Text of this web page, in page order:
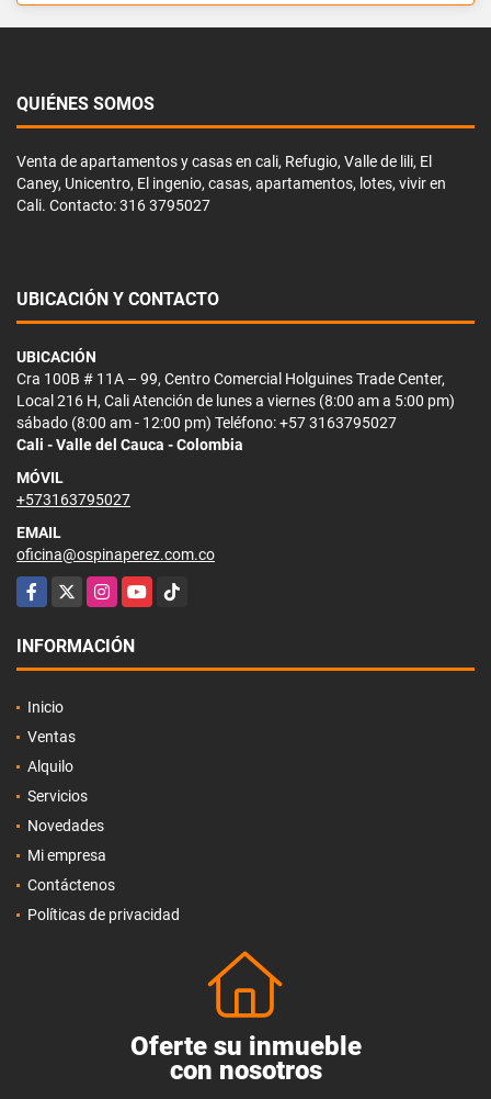
QUIÉNES SOMOS
Venta de apartamentos y casas en cali, Refugio, Valle de lili, El
Caney, Unicentro, El ingenio, casas, apartamentos, lotes, vivir en
Cali. Contacto: 316 3795027
UBICACIÓN Y CONTACTO
UBICACIÓN
Cra 100B # 11A – 99, Centro Comercial Holguines Trade Center,
Local 216 H, Cali Atención de lunes a viernes (8:00 am a 5:00 pm)
sábado (8:00 am - 12:00 pm) Teléfono: +57 3163795027
Cali - Valle del Cauca - Colombia
MÓVIL
+573163795027
EMAIL
oficina@ospinaperez.com.co
Facebook
X InstagramYouTubeTikTok
INFORMACIÓN
Inicio
Ventas
Alquilo
Servicios
Novedades
Mi empresa
Contáctenos
Políticas de privacidad
Oferte su inmueble
con nosotros